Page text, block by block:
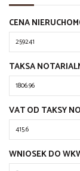
CENA
TAKSA
VAT OD TAKSY
WNIOSEK DO